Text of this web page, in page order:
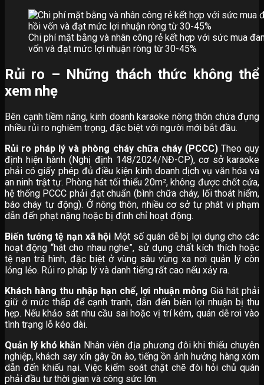
Chi phí mặt bằng và nhân công rẻ kết hợp với sức mua
vốn và đạt mức lợi nhuận ròng từ 30-45%
Rủi ro – Những thách thức không thể
xem nhẹ
Bên cạnh tiềm năng, kinh doanh karaoke nông thôn chứa đựng
nhiều rủi ro nghiêm trọng, đặc biệt với người mới bắt đầu.
Rủi ro pháp lý và phòng cháy chữa cháy (PCCC)Theo quy
định hiện hành (Nghị định 148/2024/NĐ-CP), cơ sở karaoke
phải có giấy phép đủ điều kiện kinh doanh dịch vụ văn hóa và
an ninh trật tự. Phòng hát tối thiểu 20m², không được chốt cửa,
hệ thống PCCC phải đạt chuẩn (bình chữa cháy, lối thoát hiểm,
báo cháy tự động). Ở nông thôn, nhiều cơ sở tự phát vi phạm
dẫn đến phạt nặng hoặc bị đình chỉ hoạt động.
Biến tướng tệ nạn xã hội Một số quán dễ bị lợi dụng cho các
hoạt động “hát cho nhau nghe”, sử dụng chất kích thích hoặc
tệ nạn trá hình, đặc biệt ở vùng sâu vùng xa nơi quản lý còn
lỏng lẻo. Rủi ro pháp lý và danh tiếng rất cao nếu xảy ra.
Khách hàng thu nhập hạn chế, lợi nhuận mỏng Giá hát phải
giữ ở mức thấp để cạnh tranh, dẫn đến biên lợi nhuận bị thu
hẹp. Nếu khảo sát nhu cầu sai hoặc vị trí kém, quán dễ rơi vào
tình trạng lỗ kéo dài.
Quản lý khó khăn Nhân viên địa phương đôi khi thiếu chuyên
nghiệp, khách say xỉn gây ồn ào, tiếng ồn ảnh hưởng hàng xóm
dẫn đến khiếu nại. Việc kiểm soát chặt chẽ đòi hỏi chủ quán
phải đầu tư thời gian và công sức lớn.